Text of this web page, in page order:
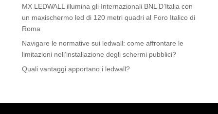
MX LEDWALL illumina gli Internazionali BNL D’Italia con
un maxischermo led di 120 metri quadri al Foro Italico di
Roma
Navigare le normative sui ledwall: come affrontare le
limitazioni nell’installazione degli schermi pubblici?
Quali vantaggi apportano i ledwall?